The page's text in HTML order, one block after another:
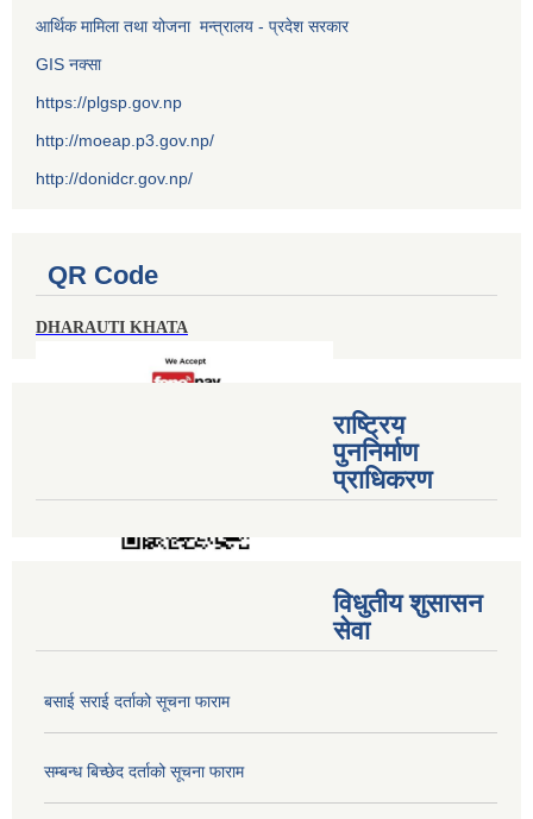
आर्थिक मामिला तथा योजना मन्त्रालय - प्रदेश सरकार
GIS नक्सा
https://plgsp.gov.np
http://moeap.p3.gov.np/
http://donidcr.gov.np/
QR Code
DHARAUTI KHATA
राष्ट्रिय
पुननिर्माण
प्राधिकरण
विधुतीय शुसासन
सेवा
बसाई सराई दर्ताको सूचना फाराम
सम्बन्ध बिच्छेद दर्ताको सूचना फाराम